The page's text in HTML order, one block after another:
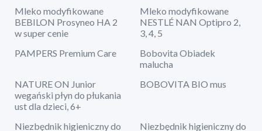
Mleko modyfikowane
BEBILON Prosyneo HA 2
w super cenie
Mleko modyfikowane
NESTLÉ NAN Optipro 2,
3, 4, 5
PAMPERS Premium Care
Bobovita Obiadek
malucha
NATURE ON Junior
wegański płyn do płukania
ust dla dzieci, 6+
BOBOVITA BIO mus
Niezbędnik higieniczny do
Niezbędnik higieniczny do